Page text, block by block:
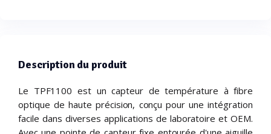
Description du produit
Le TPF1100 est un capteur de température à fibre
optique de haute précision, conçu pour une intégration
facile dans diverses applications de laboratoire et OEM.